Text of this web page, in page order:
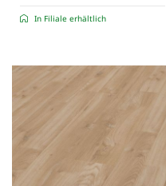
In Filiale erhältlich